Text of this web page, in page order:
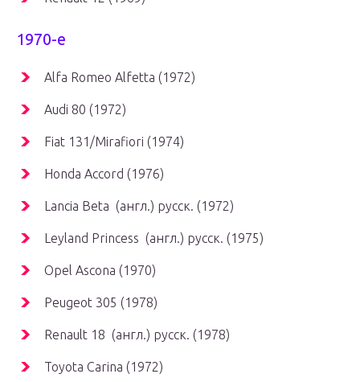
1970-е
Alfa Romeo Alfetta (1972)
Audi 80 (1972)
Fiat 131/Mirafiori (1974)
Honda Accord (1976)
Lancia Beta (англ.) русск. (1972)
Leyland Princess (англ.) русск. (1975)
Opel Ascona (1970)
Peugeot 305 (1978)
Renault 18 (англ.) русск. (1978)
Toyota Carina (1972)